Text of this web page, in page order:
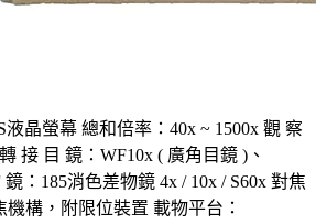
晶螢幕 總和倍率：40x ~ 1500x 觀 察
接 目 鏡：WF10x ( 廣角目鏡 )、
：185消色差物鏡 4x / 10x / S60x 對焦
構，附限位裝置 載物平台：